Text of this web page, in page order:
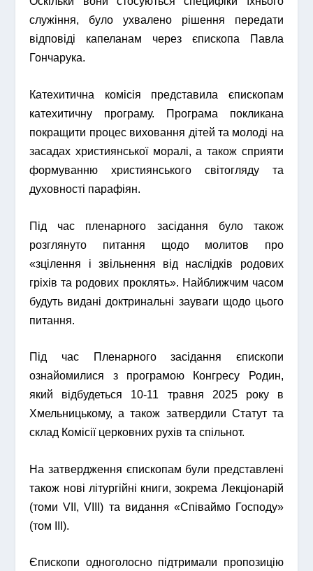
служіння, було ухвалено рішення передати
відповіді капеланам через єпископа Павла
Гончарука.
Катехитична комісія представила єпископам
катехитичну програму. Програма покликана
покращити процес виховання дітей та молоді на
засадах християнської моралі, а також сприяти
формуванню християнського світогляду та
духовності парафіян.
Під час пленарного засідання було також
розглянуто питання щодо молитов про
«зцілення і звільнення від наслідків родових
гріхів та родових проклять». Найближчим часом
будуть видані доктринальні зауваги щодо цього
питання.
Під час Пленарного засідання єпископи
ознайомилися з програмою Конгресу Родин,
який відбудеться 10-11 травня 2025 року в
Хмельницькому, а також затвердили Статут та
склад Комісії церковних рухів та спільнот.
На затвердження єпископам були представлені
також нові літургійні книги, зокрема Лекціонарій
(томи VII, VIII) та видання «Співаймо Господу»
(том ІІІ).
Єпископи одноголосно підтримали пропозицію